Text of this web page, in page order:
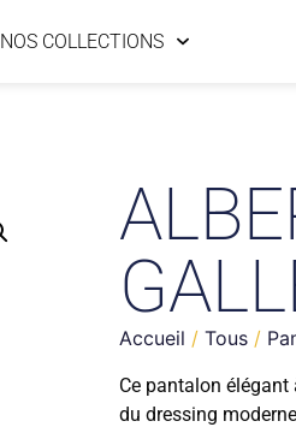
NOS COLLECTIONS
Accueil / Tous /
Ce pantalon
du dressing